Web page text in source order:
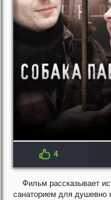
IMDB: 6.5 4
Фильм рассказывает
санаторием для душевно